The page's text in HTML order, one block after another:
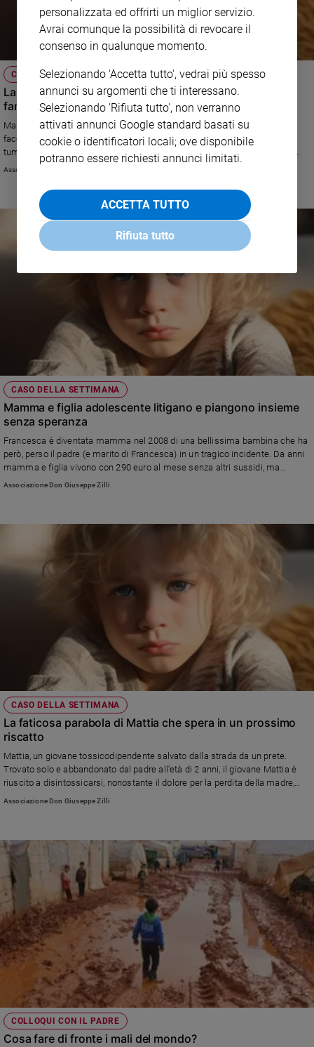
CASO DELLA SETTIMANA
La mamma gravemente malata rischia di far crollare la
famiglia
Marcella ha un marito e tre bambini piccoli. Qualche anno fa è caduta
facendosi un grave danno alla schiena e in più le hanno diagnosticato un
tumore maligno al midollo osseo. Il marito ha lasciato il lavoro per stare
con lei e i figli ma adesso non hanno più soldi per le cure mediche e
guardano la madre soffrire..
Associazione Don Giuseppe Zilli
CASO DELLA SETTIMANA
Mamma e figlia adolescente litigano e piangono insieme
senza speranza
Francesca è diventata mamma nel 2008 di una bellissima bambina che ha
però, perso il padre (e marito di Francesca) in un tragico incidente. Da anni
mamma e figlia vivono con 290 euro al mese senza altri sussidi, ma
adesso la bambina è un'adolescente di 14 anni che ha bisogno dei suoi
Associazione Don Giuseppe Zilli
CASO DELLA SETTIMANA
La faticosa parabola di Mattia che spera in un prossimo
riscatto
Mattia, un giovane tossicodipendente salvato dalla strada da un prete.
Trovato solo e abbandonato dal padre all'età di 2 anni, il giovane Mattia è
riuscito a disintossicarsi, nonostante il dolore per la perdita della madre,
morta a soli 52 anni. Così adesso, Mattia vive con 320 euro e un debito di
Associazione Don Giuseppe Zilli
COLLOQUI CON IL PADRE
Cosa fare di fronte i mali del mondo?
personalizzata ed offrirti un miglior servizio.
Avrai comunque la possibilità di revocare il
consenso in qualunque momento.
Selezionando 'Accetta tutto', vedrai più spesso
annunci su argomenti che ti interessano.
Selezionando 'Rifiuta tutto', non verranno
attivati annunci Google standard basati su
cookie o identificatori locali; ove disponibile
potranno essere richiesti annunci limitati.
ACCETTA TUTTO
Rifiuta tutto